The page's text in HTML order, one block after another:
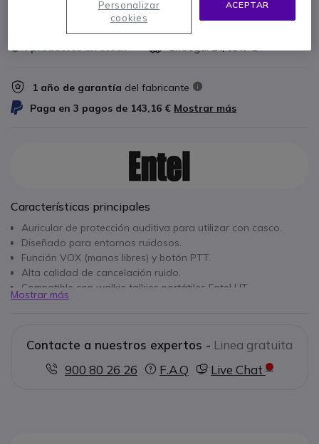
PRESUPUESTO EN 4 H
4 productosen stock Entrega:24/48 h
1 año de garantía del fabricante
Paga en 3 pagos de 143,16 € Mostrar más
Características principales
Auricular de protección auditiva para utilizar con casco.
Diseñado para entornos ruidosos.
Función VOX (manos libres) y botón PTT.
Alta calidad de cancelación ruido.
Compatible con walkie talkies portátiles Entel HT.
Garantía Entel de 1 año.
Mostrar más
Contacte a nuestros expertos - Linea gratuita
900 80 26 26
F.A.Q Live Chat
ACEPTAR
Personalizar
cookies